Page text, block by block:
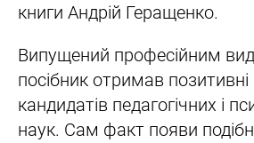
книги Андрій Геращенко.
Випущений професійним
посібник отримав позитивні
кандидатів педагогічних і
наук. Сам факт появи